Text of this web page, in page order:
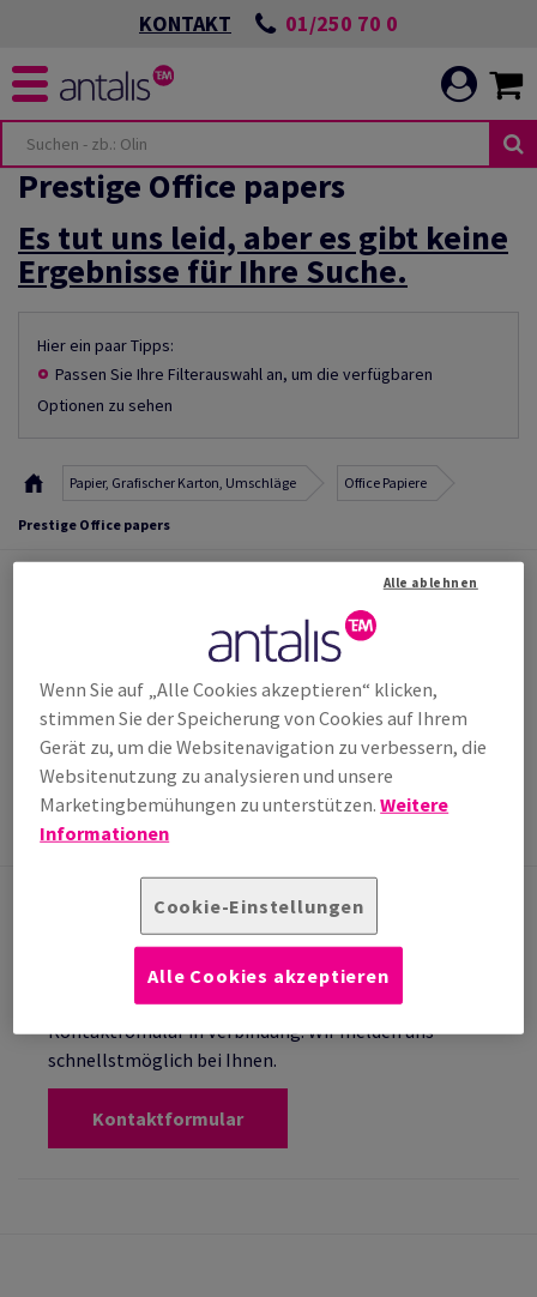
KONTAKT 01/250 70 0
Prestige Office papers
Es tut uns leid, aber es gibt keine
Ergebnisse für Ihre Suche.
Hier ein paar Tipps:
Passen Sie Ihre Filterauswahl an, um die verfügbaren
Optionen zu sehen
Papier, Grafischer Karton, Umschläge Office Papiere
Prestige Office papers
VERKAUF & BERATUNG
Sie haben eine Frage an uns? Unser Team steht Ihnen
office.wien@antalis.com
(0)1 250 70 0*
*Mo-Do 8h-17h, Fr. 8h-12:30h
Setzen Sie sich einfach mit uns über das
Kontaktfomular in Verbindung. Wir melden uns
schnellstmöglich bei Ihnen.
Kontaktformular
Wenn Sie auf „Alle Cookies akzeptieren“ klicken,
stimmen Sie der Speicherung von Cookies auf Ihrem
Gerät zu, um die Websitenavigation zu verbessern, die
Websitenutzung zu analysieren und unsere
Marketingbemühungen zu unterstützen.Weitere
Informationen
Cookie-Einstellungen
Alle ablehnen
Alle Cookies akzeptieren